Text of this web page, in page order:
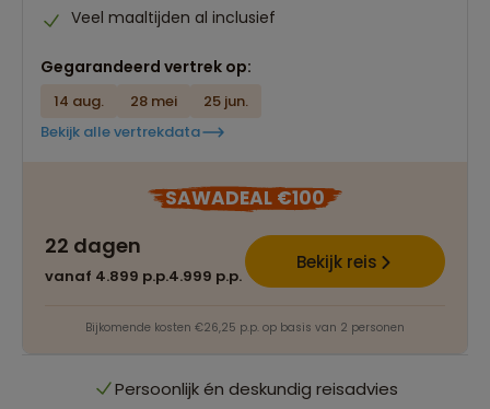
Veel maaltijden al inclusief
Gegarandeerd vertrek op:
14 aug. 28 mei
25 jun.
Bekijk alle vertrekdata
SAWADEAL €100
22 dagen
vanaf 4.899 p.p.4.999 p.p.
Bekijk reis
Bijkomende kosten €26,25 p.p. op basis van 2 personen
Best beoordeelde reisroutes
Het grootste reisaanbod
Persoonlijk én deskundig reisadvies